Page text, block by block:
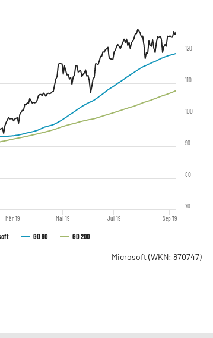
GD 90 GD 200
Mär '19 Mai '19 Jul '19 Sep '19
70
80
90
100
110
120
Microsoft(WKN: 870747)